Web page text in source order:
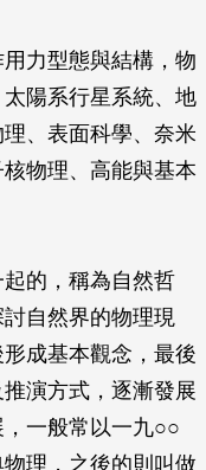
力型態與結構，物
陽系行星系統、地
、表面科學、奈米
物理、高能與基本
的，稱為自然哲
自然界的物理現
成基本觀念，最後
演方式，逐漸發展
一般常以一九○○
理，之後的則叫做